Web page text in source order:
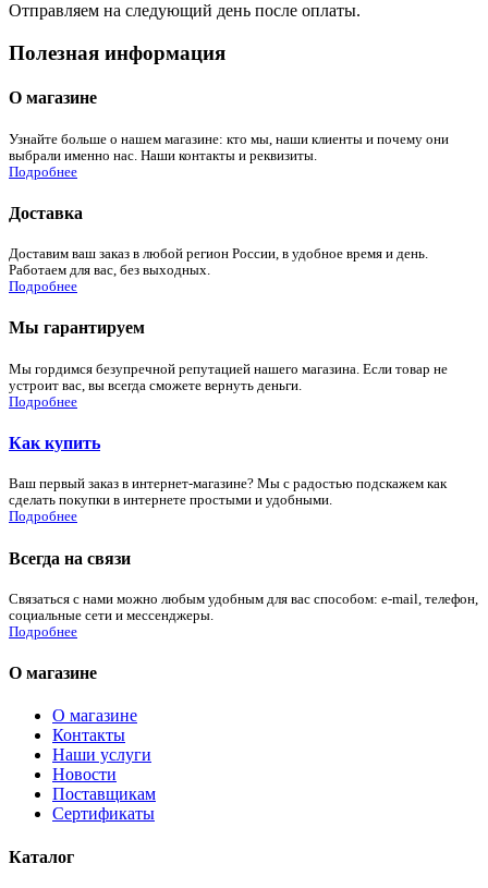
Отправляем на следующий день после оплаты.
Полезная информация
О магазине
Узнайте больше о нашем магазине: кто мы, наши клиенты и почему они
выбрали именно нас. Наши контакты и реквизиты.
Подробнее
Доставка
Доставим ваш заказ в любой регион России, в удобное время и день.
Работаем для вас, без выходных.
Подробнее
Мы гарантируем
Мы гордимся безупречной репутацией нашего магазина. Если товар не
устроит вас, вы всегда сможете вернуть деньги.
Подробнее
Как купить
Ваш первый заказ в интернет-магазине? Мы с радостью подскажем как
сделать покупки в интернете простыми и удобными.
Подробнее
Всегда на связи
Связаться с нами можно любым удобным для вас способом: e-mail, телефон,
социальные сети и мессенджеры.
Подробнее
О магазине
О магазине
Контакты
Наши услуги
Новости
Поставщикам
Сертификаты
Каталог